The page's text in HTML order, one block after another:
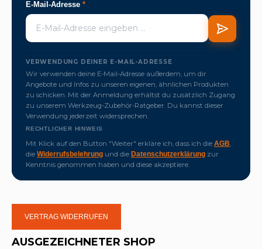
E-Mail-Adresse *
VERWENDUNG DEINER E-MAIL-ADRESSE
Wir verwenden deine E-Mail-Adresse außerdem, um dir
Angebote und Infos zu unseren eigenen, ähnlichen Produkten
zu schicken. Mit der Anmeldung erhältst du zusätzlich Zugang
zu unserem Werkzeug-Zubehör-Ratgeber. Du kannst dieser
Verwendung jederzeit widersprechen.
RECHTLICHER HINWEIS
Mit Klick auf den Button "Weiter" erkläre ich, dass ich die AGB,
die Widerrufsbelehrung und die Datenschutzerklärung zur
Kenntnis genommen haben und diese akzeptiere.
VERTRAG WIDERRUFEN
AUSGEZEICHNETER SHOP